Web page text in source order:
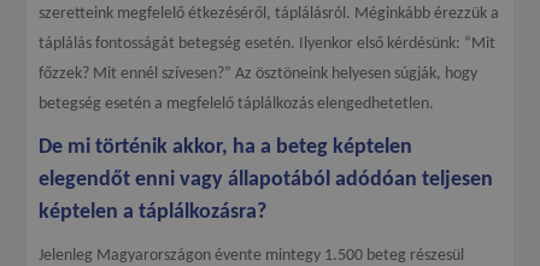
szeretteink megfelelő étkezéséről, táplálásról. Méginkább érezzük a
táplálás fontosságát betegség esetén. Ilyenkor első kérdésünk: “Mit
főzzek? Mit ennél szívesen?” Az ösztöneink helyesen súgják, hogy
betegség esetén a megfelelő táplálkozás elengedhetetlen.
De mi történik akkor, ha a beteg képtelen
elegendőt enni vagy állapotából adódóan teljesen
képtelen a táplálkozásra?
Jelenleg Magyarországon évente mintegy 1.500 beteg részesül